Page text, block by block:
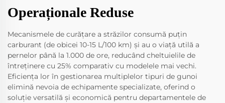
Operaționale Reduse
Mecanismele de curățare a străzilor consumă puțin
carburant (de obicei 10-15 L/100 km) și au o viață utilă a
pernelor până la 1.000 de ore, reducând cheltuielile de
întreținere cu 25% comparativ cu modelele mai vechi.
Eficiența lor în gestionarea multiplelor tipuri de gunoi
elimină nevoia de echipamente specializate, oferind o
soluție versatilă și economică pentru departamentele de